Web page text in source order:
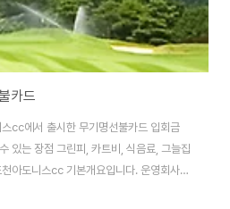
카드
cc에서 출시한 무기명선불카드 입회금
있는 장점 그린피, 카트비, 식음료, 그늘집
아도니스cc 기본개요입니다. 운영회사
수 27홀 전화번호 031-530-9100 정